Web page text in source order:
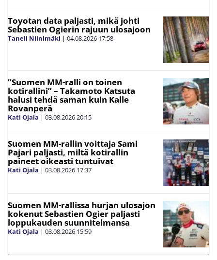
Toyotan data paljasti, mikä johti
Sebastien Ogierin rajuun ulosajoon
Taneli Niinimäki | 04.08.2026 17:58
”Suomen MM-ralli on toinen
kotirallini” – Takamoto Katsuta
halusi tehdä saman kuin Kalle
Rovanperä
Kati Ojala | 03.08.202620:15
Suomen MM-rallin voittaja Sami
Pajari paljasti, miltä kotirallin
paineet oikeasti tuntuivat
Kati Ojala | 03.08.2026 17:37
Suomen MM-rallissa hurjan ulosajon
kokenut Sebastien Ogier paljasti
loppukauden suunnitelmansa
Kati Ojala | 03.08.2026 15:59